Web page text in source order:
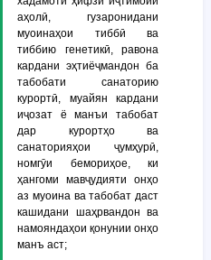
аҳолӣ, гузаронидани
муоинаҳои тиббӣ ва
тиббию генетикӣ, равона
кардани эҳтиёҷмандон ба
табобати санаторию
курортӣ, муайян кардани
иҷозат ё манъи табобат
дар курортҳо ва
санаторияҳои ҷумҳурӣ,
номгӯи бемориҳое, ки
ҳангоми мавҷудияти онҳо
аз муоина ва табобат даст
кашидани шаҳрвандон ва
намояндаҳои қонунии онҳо
манъ аст;